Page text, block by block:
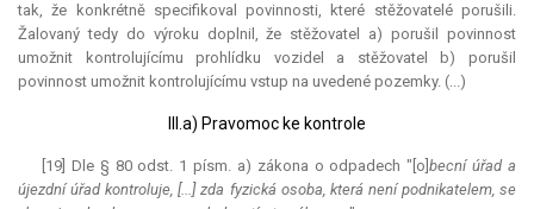
tak, že konkrétně specifikoval povinnosti, které stěžovatelé porušili.
Žalovaný tedy do výroku doplnil, že stěžovatel a) porušil povinnost
umožnit kontrolujícímu prohlídku vozidel a stěžovatel b) porušil
povinnost umožnit kontrolujícímu vstup na uvedené pozemky. (...)
III.a) Pravomoc ke kontrole
[19] Dle § 80 odst. 1 písm. a) zákona o odpadech "[o]becní úřad a
újezdní úřad kontroluje, [...] zda fyzická osoba, která není podnikatelem, se